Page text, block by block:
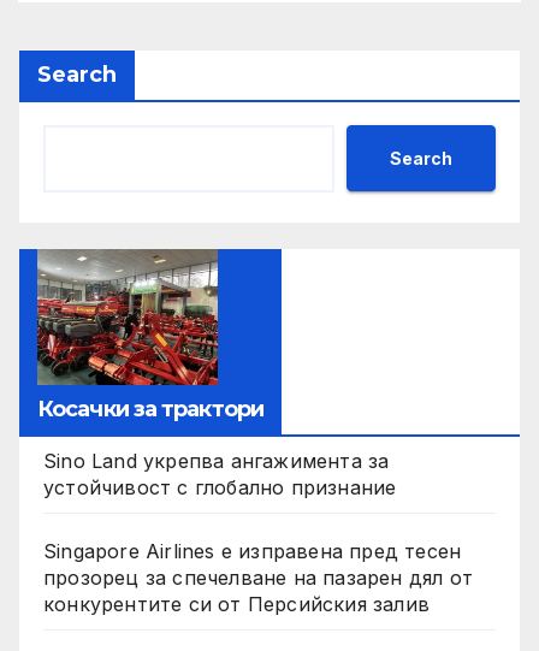
Search
Search
Косачки за трактори
Sino Land укрепва ангажимента за
устойчивост с глобално признание
Singapore Airlines е изправена пред тесен
прозорец за спечелване на пазарен дял от
конкурентите си от Персийския залив